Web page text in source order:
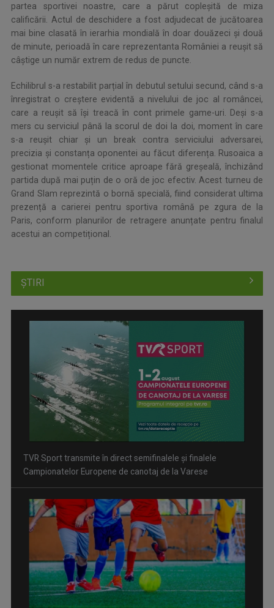
partea sportivei noastre, care a părut copleșită de miza
calificării. Actul de deschidere a fost adjudecat de jucătoarea
mai bine clasată în ierarhia mondială în doar douăzeci și două
de minute, perioadă în care reprezentanta României a reușit să
câștige un număr extrem de redus de puncte.
Echilibrul s-a restabilit parțial în debutul setului secund, când s-a
înregistrat o creștere evidentă a nivelului de joc al româncei,
care a reușit să își treacă în cont primele game-uri. Deși s-a
mers cu serviciul până la scorul de doi la doi, moment în care
s-a reușit chiar și un break contra serviciului adversarei,
precizia și constanța oponentei au făcut diferența. Rusoaica a
gestionat momentele critice aproape fără greșeală, închizând
partida după mai puțin de o oră de joc efectiv. Acest turneu de
Grand Slam reprezintă o bornă specială, fiind considerat ultima
prezență a carierei pentru sportiva română pe zgura de la
Paris, conform planurilor de retragere anunțate pentru finalul
acestui an competițional.
ȘTIRI
Inițiative pentru evitarea traumatismelor craniene în fotbal